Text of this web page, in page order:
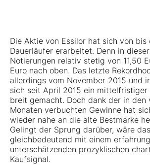
Die Aktie von Essilor hat sich von bis
Dauerläufer erarbeitet. Denn in
Notierungen relativ stetig von 11,50
Euro nach oben. Das letzte
allerdings vom November 2015 und
sich seit April 2015 ein
breit gemacht. Doch dank der in den
Monaten verbuchten Gewinne hat
wieder nahe an die alte Bestmarke
Gelingt der Sprung darüber, wäre das
gleichbedeutend mit einem
unterschätzenden prozyklischen
Kaufsignal.